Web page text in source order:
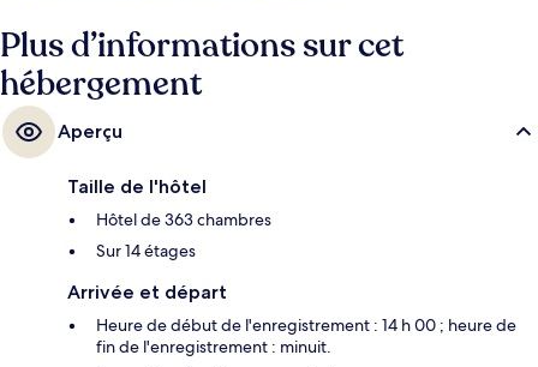
Plus d’informations sur cet
hébergement
Aperçu
Taille de l'hôtel
Hôtel de 363 chambres
Sur 14 étages
Arrivée et départ
Heure de début de l'enregistrement : 14 h 00 ; heure de
fin de l'enregistrement : minuit.